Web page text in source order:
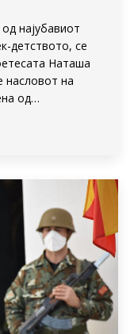
најубавиот
детството, се
Наташа
насловот на
од…